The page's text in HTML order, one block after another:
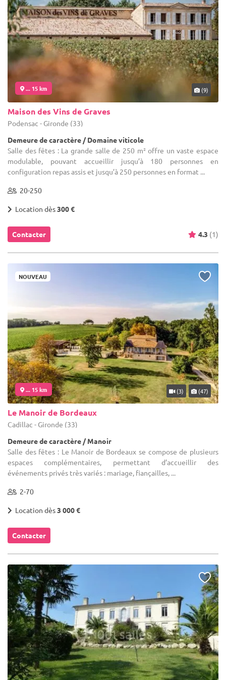
... 15 km (9)
Maison des Vins de Graves
Podensac - Gironde (33)
Demeure de caractère / Domaine viticole
Salle des fêtes : La grande salle de 250 m² offre un vaste espace
modulable, pouvant accueillir jusqu’à 180 personnes en
configuration repas assis et jusqu’à 250 personnes en format ...
20-250
Location dès300 €
Contacter 4.3 (1)
NOUVEAU
... 15 km (3) (47)
Le Manoir de Bordeaux
Cadillac - Gironde (33)
Demeure de caractère / Manoir
Salle des fêtes : Le Manoir de Bordeaux se compose de plusieurs
espaces complémentaires, permettant d’accueillir des
événements privés très variés : mariage, fiançailles, ...
2-70
Location dès3 000 €
Contacter